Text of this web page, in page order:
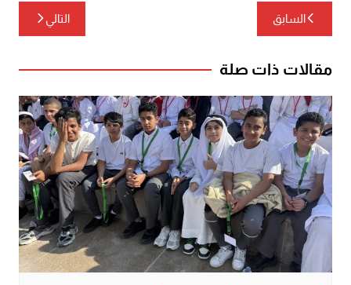
تصفّح
المقالات
السابق التالي
مقالات ذات صلة